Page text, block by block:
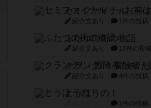
紹介文あり 1件の投稿
ふたつの街の物語
紹介文あり 18件の投稿
紹介文あり 4件の投稿
とうほうの！
1件の投稿